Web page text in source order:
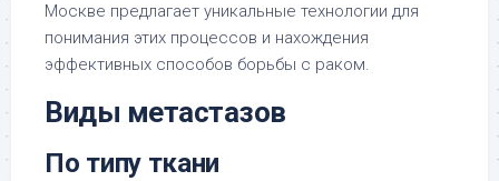
Москве предлагает уникальные технологии для
понимания этих процессов и нахождения
эффективных способов борьбы с раком.
Виды метастазов
По типу ткани